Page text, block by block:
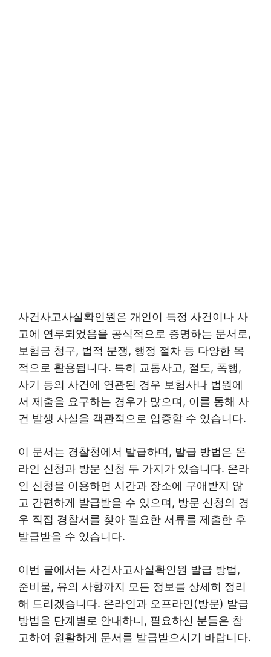
사건사고사실확인원은 개인이 특정 사건이나 사
고에 연루되었음을 공식적으로 증명하는 문서로,
보험금 청구, 법적 분쟁, 행정 절차 등 다양한 목
적으로 활용됩니다. 특히 교통사고, 절도, 폭행,
사기 등의 사건에 연관된 경우 보험사나 법원에
서 제출을 요구하는 경우가 많으며, 이를 통해 사
건 발생 사실을 객관적으로 입증할 수 있습니다.
이 문서는 경찰청에서 발급하며, 발급 방법은 온
라인 신청과 방문 신청 두 가지가 있습니다. 온라
인 신청을 이용하면 시간과 장소에 구애받지 않
고 간편하게 발급받을 수 있으며, 방문 신청의 경
우 직접 경찰서를 찾아 필요한 서류를 제출한 후
발급받을 수 있습니다.
이번 글에서는 사건사고사실확인원 발급 방법,
준비물, 유의 사항까지 모든 정보를 상세히 정리
해 드리겠습니다. 온라인과 오프라인(방문) 발급
방법을 단계별로 안내하니, 필요하신 분들은 참
고하여 원활하게 문서를 발급받으시기 바랍니다.